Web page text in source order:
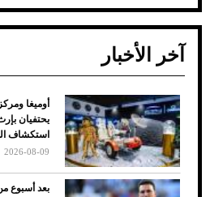
ضعف تبريد مكيف السيارة
الأسباب والحلول
آخر الأخبار
أوميغا
استكشاف
2026-08-09
بعد أسبوع